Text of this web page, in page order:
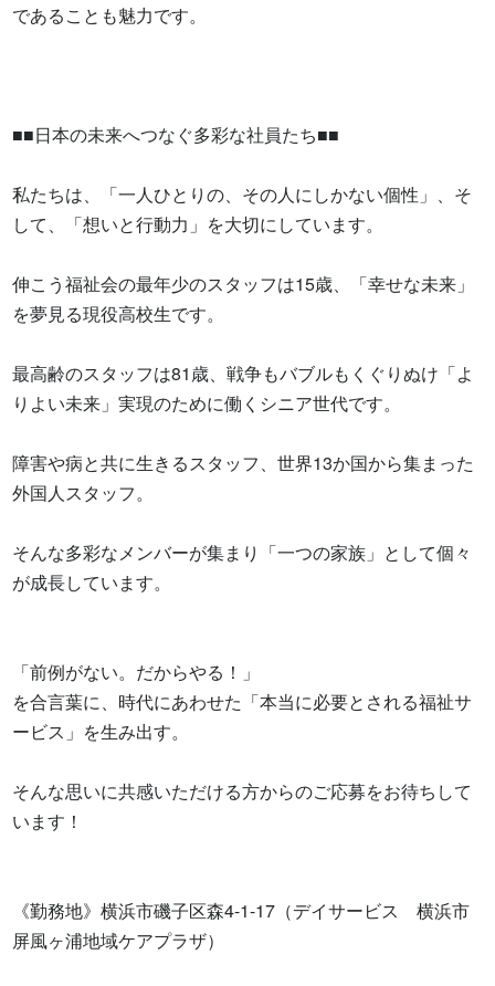
であることも魅力です。
■■日本の未来へつなぐ多彩な社員たち■■
私たちは、「一人ひとりの、その人にしかない個性」、そ
して、「想いと行動力」を大切にしています。
伸こう福祉会の最年少のスタッフは15歳、「幸せな未来」
を夢見る現役高校生です。
最高齢のスタッフは81歳、戦争もバブルもくぐりぬけ「よ
りよい未来」実現のために働くシニア世代です。
障害や病と共に生きるスタッフ、世界13か国から集まった
外国人スタッフ。
そんな多彩なメンバーが集まり「一つの家族」として個々
が成長しています。
「前例がない。だからやる！」
を合言葉に、時代にあわせた「本当に必要とされる福祉サ
ービス」を生み出す。
そんな思いに共感いただける方からのご応募をお待ちして
います！
《勤務地》横浜市磯子区森4-1-17（デイサービス　横浜市
屏風ヶ浦地域ケアプラザ）